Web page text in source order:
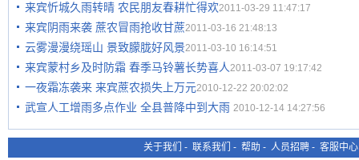
来宾忻城久雨转晴 农民朋友春耕忙得欢2011-03-29 11:47:17
来宾阴雨来袭 蔗农冒雨抢收甘蔗2011-03-16 21:48:13
云雾漫漫绕瑶山 景致朦胧好风景2011-03-10 16:14:51
来宾蒙村乡及时防霜 春季马铃薯长势喜人2011-03-07 19:17:42
一夜霜冻袭来 来宾蔗农损失上万元2010-12-22 20:02:02
武宣人工增雨多点作业 全县普降中到大雨 2010-12-14 14:27:56
关于我们 - 联系我们 - 帮助 - 人员招聘 - 客服中心